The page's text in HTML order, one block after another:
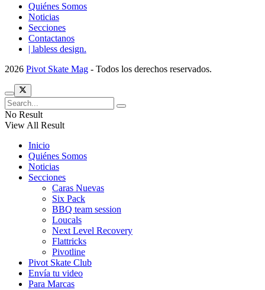
Quiénes Somos
Noticias
Secciones
Contactanos
| labless design.
2026 Pivot Skate Mag - Todos los derechos reservados.
No Result
View All Result
Inicio
Quiénes Somos
Noticias
Secciones
Caras Nuevas
Six Pack
BBQ team session
Loucals
Next Level Recovery
Flattricks
Pivotline
Pivot Skate Club
Envía tu video
Para Marcas